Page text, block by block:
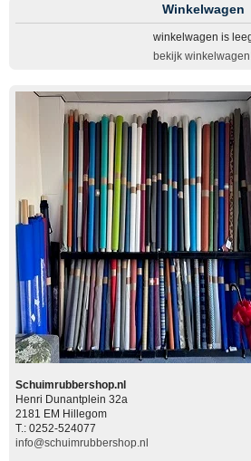
Winkelwagen
winkelwagen is
bekijk
Schuimrubbershop.nl
Henri Dunantplein 32a
2181 EM Hillegom
T.: 0252-524077
info@schuimrubbershop.nl